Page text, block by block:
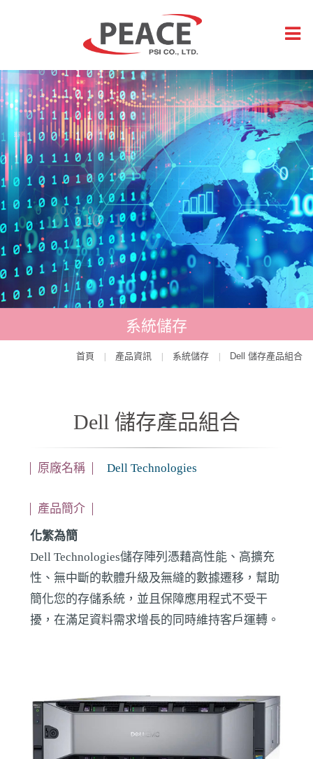
系統儲存
首頁 產品資訊 系統儲存 Dell 儲存產品組合
Dell 儲存產品組合
原廠名稱 Dell Technologies
產品簡介
化繁為簡
Dell Technologies儲存陣列憑藉高性能、高擴充
性、無中斷的軟體升級及無縫的數據遷移，幫助
簡化您的存儲系統，並且保障應用程式不受干
擾，在滿足資料需求增長的同時維持客戶運轉。